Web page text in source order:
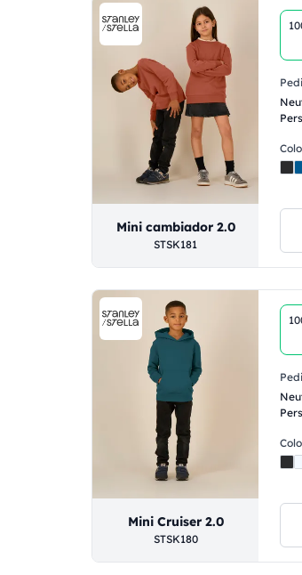
Mini cambiador 2.0
STSK181
Mini Cruiser 2.0
STSK180